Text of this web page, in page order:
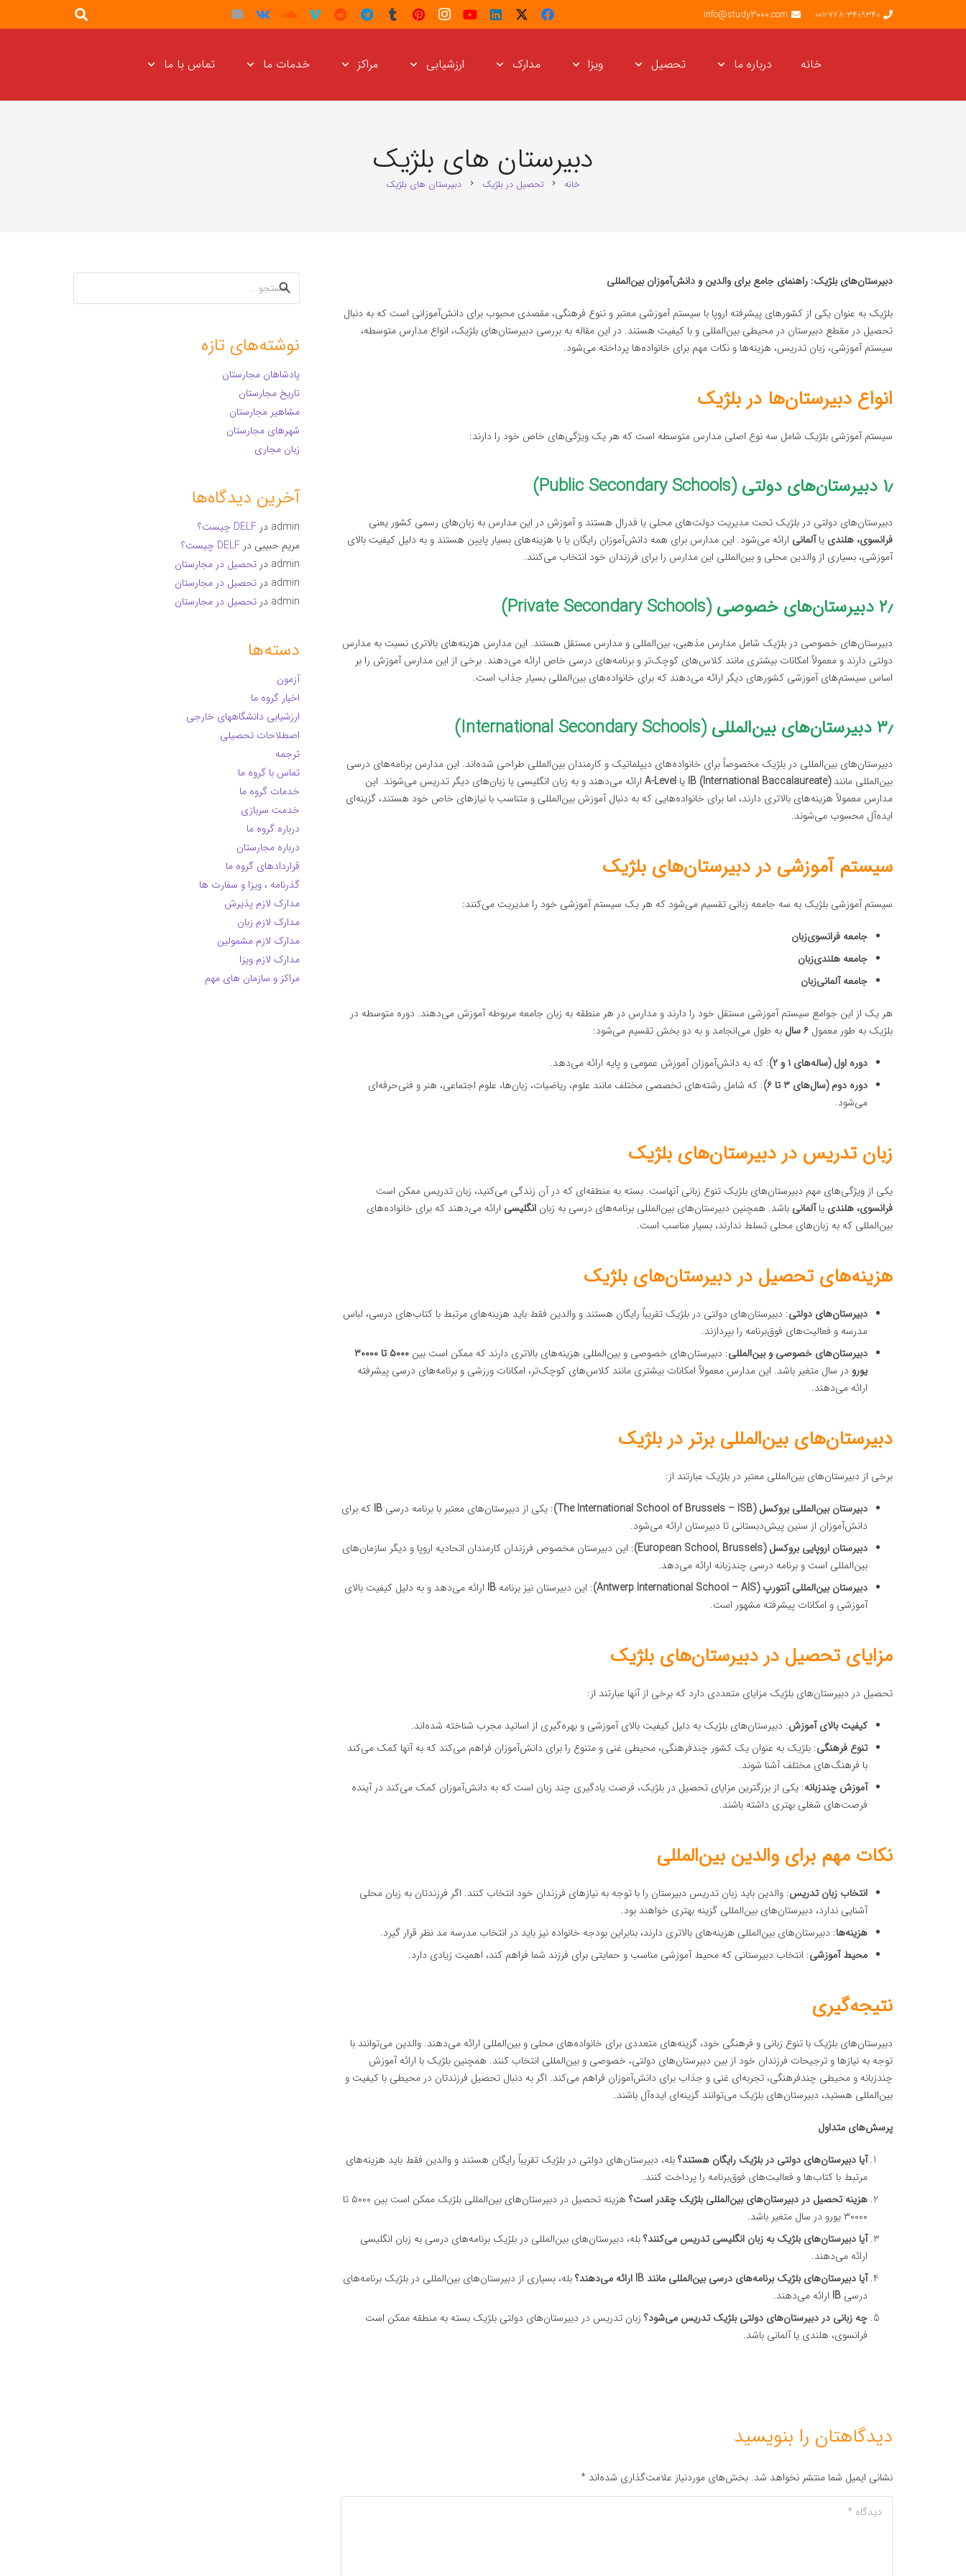
001-778-3409340
info@study3000.com
خانه درباره ما تحصیل ویزا مدارک ارزشیابی مراکز خدمات ما تماس با ما
دبیرستان های بلژیک
خانه chevron_right تحصیل در بلژیک chevron_right دبیرستان های بلژیک
دبیرستان‌های بلژیک: راهنمای جامع برای والدین و دانش‌آموزان بین‌المللی
بلژیک به عنوان یکی از کشورهای پیشرفته اروپا با سیستم آموزشی معتبر و تنوع فرهنگی، مقصدی محبوب برای دانش‌آموزانی است که به دنبال
تحصیل در مقطع دبیرستان در محیطی بین‌المللی و با کیفیت هستند. در این مقاله به بررسی دبیرستان‌های بلژیک، انواع مدارس متوسطه،
سیستم آموزشی، زبان تدریس، هزینه‌ها و نکات مهم برای خانواده‌ها پرداخته می‌شود.
انواع دبیرستان‌ها در بلژیک
سیستم آموزشی بلژیک شامل سه نوع اصلی مدارس متوسطه است که هر یک ویژگی‌های خاص خود را دارند:
۱٫ دبیرستان‌های دولتی (Public Secondary Schools)
دبیرستان‌های دولتی در بلژیک تحت مدیریت دولت‌های محلی یا فدرال هستند و آموزش در این مدارس به زبان‌های رسمی کشور یعنی
فرانسوی، هلندی یاآلمانی ارائه می‌شود. این مدارس برای همه دانش‌آموزان رایگان یا با هزینه‌های بسیار پایین هستند و به دلیل کیفیت بالای
آموزشی، بسیاری از والدین محلی و بین‌المللی این مدارس را برای فرزندان خود انتخاب می‌کنند.
۲٫ دبیرستان‌های خصوصی (Private Secondary Schools)
دبیرستان‌های خصوصی در بلژیک شامل مدارس مذهبی، بین‌المللی و مدارس مستقل هستند. این مدارس هزینه‌های بالاتری نسبت به مدارس
دولتی دارند و معمولاً امکانات بیشتری مانند کلاس‌های کوچک‌تر و برنامه‌های درسی خاص ارائه می‌دهند. برخی از این مدارس آموزش را بر
اساس سیستم‌های آموزشی کشورهای دیگر ارائه می‌دهند که برای خانواده‌های بین‌المللی بسیار جذاب است.
۳٫ دبیرستان‌های بین‌المللی (International Secondary Schools)
دبیرستان‌های بین‌المللی در بلژیک مخصوصاً برای خانواده‌های دیپلماتیک و کارمندان بین‌المللی طراحی شده‌اند. این مدارس برنامه‌های درسی
بین‌المللی مانندIB (International Baccalaureate) یا A-Level ارائه می‌دهند و به زبان انگلیسی یا زبان‌های دیگر تدریس می‌شوند. این
مدارس معمولاً هزینه‌های بالاتری دارند، اما برای خانواده‌هایی که به دنبال آموزش بین‌المللی و متناسب با نیازهای خاص خود هستند، گزینه‌ای
ایده‌آل محسوب می‌شوند.
سیستم آموزشی در دبیرستان‌های بلژیک
سیستم آموزشی بلژیک به سه جامعه زبانی تقسیم می‌شود که هر یک سیستم آموزشی خود را مدیریت می‌کنند:
جامعه فرانسوی‌زبان
جامعه هلندی‌زبان
جامعه آلمانی‌زبان
هر یک از این جوامع سیستم آموزشی مستقل خود را دارند و مدارس در هر منطقه به زبان جامعه مربوطه آموزش می‌دهند. دوره متوسطه در
بلژیک به طور معمول ۶ سال به طول می‌انجامد و به دو بخش تقسیم می‌شود:
دوره اول (ساله‌های ۱ و ۲)
: که به دانش‌آموزان آموزش عمومی و پایه ارائه می‌دهد.
دوره دوم (سال‌های ۳ تا ۶)
: که شامل رشته‌های تخصصی مختلف مانند علوم، ریاضیات، زبان‌ها، علوم اجتماعی، هنر و فنی‌حرفه‌ای
می‌شود.
زبان تدریس در دبیرستان‌های بلژیک
یکی از ویژگی‌های مهم دبیرستان‌های بلژیک تنوع زبانی آنهاست. بسته به منطقه‌ای که در آن زندگی می‌کنید، زبان تدریس ممکن است
فرانسوی، هلندی یاآلمانی باشد. همچنین دبیرستان‌های بین‌المللی برنامه‌های درسی به زبان انگلیسی ارائه می‌دهند که برای خانواده‌های
بین‌المللی که به زبان‌های محلی تسلط ندارند، بسیار مناسب است.
هزینه‌های تحصیل در دبیرستان‌های بلژیک
دبیرستان‌های دولتی: دبیرستان‌های دولتی در بلژیک تقریباً رایگان هستند و والدین فقط باید هزینه‌های مرتبط با کتاب‌های درسی، لباس
مدرسه و فعالیت‌های فوق‌برنامه را بپردازند.
دبیرستان‌های خصوصی و بین‌المللی: دبیرستان‌های خصوصی و بین‌المللی هزینه‌های بالاتری دارند که ممکن است بین
۵۰۰۰ تا ۳۰۰۰۰
یورو در سال متغیر باشد. این مدارس معمولاً امکانات بیشتری مانند کلاس‌های کوچک‌تر، امکانات ورزشی و برنامه‌های درسی پیشرفته
ارائه می‌دهند.
دبیرستان‌های بین‌المللی برتر در بلژیک
برخی از دبیرستان‌های بین‌المللی معتبر در بلژیک عبارتند از:
دبیرستان بین‌المللی بروکسل (The International School of Brussels – ISB) : یکی از دبیرستان‌های معتبر با برنامه درسی IB که برای
دانش‌آموزان از سنین پیش‌دبستانی تا دبیرستان ارائه می‌شود.
دبیرستان اروپایی بروکسل (European School, Brussels)
: این دبیرستان مخصوص فرزندان کارمندان اتحادیه اروپا و دیگر سازمان‌های
بین‌المللی است و برنامه درسی چندزبانه ارائه می‌دهد.
دبیرستان بین‌المللی آنتورپ (Antwerp International School – AIS)
: این دبیرستان نیز برنامه IB ارائه می‌دهد و به دلیل کیفیت بالای
آموزشی و امکانات پیشرفته مشهور است.
مزایای تحصیل در دبیرستان‌های بلژیک
تحصیل در دبیرستان‌های بلژیک مزایای متعددی دارد که برخی از آنها عبارتند از:
کیفیت بالای آموزش: دبیرستان‌های بلژیک به دلیل کیفیت بالای آموزشی و بهره‌گیری از اساتید مجرب شناخته شده‌اند.
تنوع فرهنگی: بلژیک به عنوان یک کشور چندفرهنگی، محیطی غنی و متنوع را برای دانش‌آموزان فراهم می‌کند که به آنها کمک می‌کند
با فرهنگ‌های مختلف آشنا شوند.
آموزش چندزبانه: یکی از بزرگترین مزایای تحصیل در بلژیک، فرصت یادگیری چند زبان است که به دانش‌آموزان کمک می‌کند در آینده
فرصت‌های شغلی بهتری داشته باشند.
نکات مهم برای والدین بین‌المللی
انتخاب زبان تدریس: والدین باید زبان تدریس دبیرستان را با توجه به نیازهای فرزندان خود انتخاب کنند. اگر فرزندتان به زبان محلی
آشنایی ندارد، دبیرستان‌های بین‌المللی گزینه بهتری خواهند بود.
هزینه‌ها: دبیرستان‌های بین‌المللی هزینه‌های بالاتری دارند، بنابراین بودجه خانواده نیز باید در انتخاب مدرسه مد نظر قرار گیرد.
محیط آموزشی: انتخاب دبیرستانی که محیط آموزشی مناسب و حمایتی برای فرزند شما فراهم کند، اهمیت زیادی دارد.
نتیجه‌گیری
دبیرستان‌های بلژیک با تنوع زبانی و فرهنگی خود، گزینه‌های متعددی برای خانواده‌های محلی و بین‌المللی ارائه می‌دهند. والدین می‌توانند با
توجه به نیازها و ترجیحات فرزندان خود از بین دبیرستان‌های دولتی، خصوصی و بین‌المللی انتخاب کنند. همچنین بلژیک با ارائه آموزش
چندزبانه و محیطی چندفرهنگی، تجربه‌ای غنی و جذاب برای دانش‌آموزان فراهم می‌کند. اگر به دنبال تحصیل فرزندتان در محیطی با کیفیت و
بین‌المللی هستید، دبیرستان‌های بلژیک می‌توانند گزینه‌ای ایده‌آل باشند.
پرسش‌های متداول
آیا دبیرستان‌های دولتی در بلژیک رایگان هستند؟بله، دبیرستان‌های دولتی در بلژیک تقریباً رایگان هستند و والدین فقط باید هزینه‌های
مرتبط با کتاب‌ها و فعالیت‌های فوق‌برنامه را پرداخت کنند.
هزینه تحصیل در دبیرستان‌های بین‌المللی بلژیک چقدر است؟
هزینه تحصیل در دبیرستان‌های بین‌المللی بلژیک ممکن است بین ۵۰۰۰ تا
۳۰۰۰۰ یورو در سال متغیر باشد.
آیا دبیرستان‌های بلژیک به زبان انگلیسی تدریس می‌کنند؟بله، دبیرستان‌های بین‌المللی در بلژیک برنامه‌های درسی به زبان انگلیسی
ارائه می‌دهند.
آیا دبیرستان‌های بلژیک برنامه‌های درسی بین‌المللی مانند IB ارائه می‌دهند؟
بله، بسیاری از دبیرستان‌های بین‌المللی در بلژیک برنامه‌های
درسی IB ارائه می‌دهند.
چه زبانی در دبیرستان‌های دولتی بلژیک تدریس می‌شود؟ زبان تدریس در دبیرستان‌های دولتی بلژیک بسته به منطقه ممکن است
فرانسوی، هلندی یا آلمانی باشد.
دیدگاهتان را بنویسید
نشانی ایمیل شما منتشر نخواهد شد. بخش‌های موردنیاز علامت‌گذاری شده‌اند *
جستجو
برای:
نوشته‌های تازه
پادشاهان مجارستان
تاریخ مجارستان
مشاهیر مجارستان
شهرهای مجارستان
زبان مجاری
آخرین دیدگاه‌ها
admin در DELF چیست؟
مریم حبیبی در DELF چیست؟
admin در تحصیل در مجارستان
admin در تحصیل در مجارستان
admin در تحصیل در مجارستان
دسته‌ها
آزمون
اخبار گروه ما
ارزشیابی دانشگاههای خارجی
اصطلاحات تحصیلی
ترجمه
تماس با گروه ما
خدمات گروه ما
خدمت سربازی
درباره گروه ما
درباره مجارستان
قراردادهای گروه ما
گذرنامه ، ویزا و سفارت ها
مدارک لازم پذیرش
مدارک لازم زبان
مدارک لازم مشمولین
مدارک لازم ویزا
مراکز و سازمان های مهم